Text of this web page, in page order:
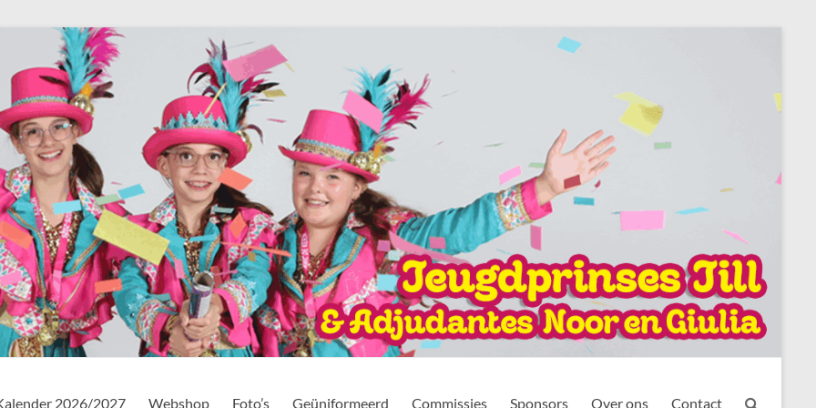
2026/2027 Webshop Foto’s Geüniformeerd Commissies Sponsors Over ons Contact